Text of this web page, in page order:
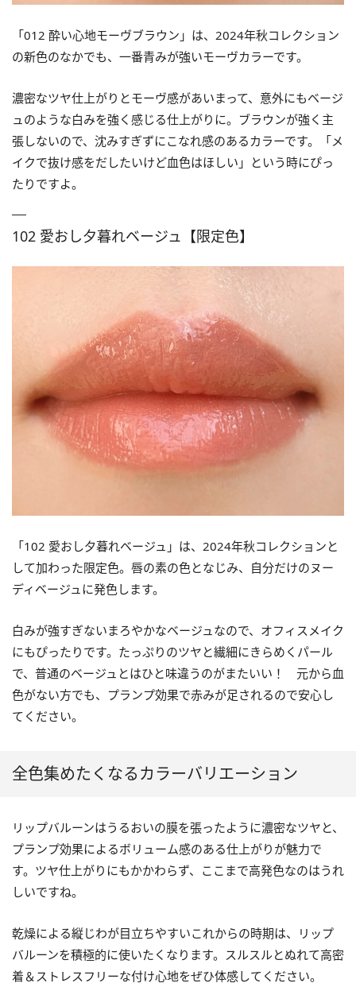
「012 酔い心地モーヴブラウン」は、2024年秋コレクション
の新色のなかでも、一番青みが強いモーヴカラーです。
濃密なツヤ仕上がりとモーヴ感があいまって、意外にもベージ
ュのような白みを強く感じる仕上がりに。ブラウンが強く主
張しないので、沈みすぎずにこなれ感のあるカラーです。「メ
イクで抜け感をだしたいけど血色はほしい」という時にぴっ
たりですよ。
102 愛おし夕暮れベージュ【限定色】
「102 愛おし夕暮れベージュ」は、2024年秋コレクションと
して加わった限定色。唇の素の色となじみ、自分だけのヌー
ディベージュに発色します。
白みが強すぎないまろやかなベージュなので、オフィスメイク
にもぴったりです。たっぷりのツヤと繊細にきらめくパール
で、普通のベージュとはひと味違うのがまたいい！ 元から血
色がない方でも、プランプ効果で赤みが足されるので安心し
てください。
全色集めたくなるカラーバリエーション
リップバルーンはうるおいの膜を張ったように濃密なツヤと、
プランプ効果によるボリューム感のある仕上がりが魅力で
す。ツヤ仕上がりにもかかわらず、ここまで高発色なのはうれ
しいですね。
乾燥による縦じわが目立ちやすいこれからの時期は、リップ
バルーンを積極的に使いたくなります。スルスルとぬれて高密
着＆ストレスフリーな付け心地をぜひ体感してください。